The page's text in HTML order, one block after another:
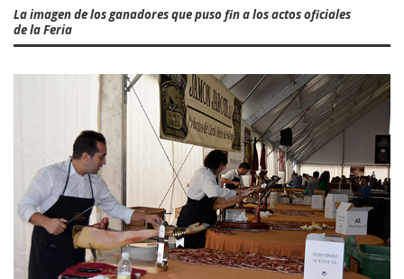
La imagen de los ganadores que puso fin a los actos oficiales
de la Feria